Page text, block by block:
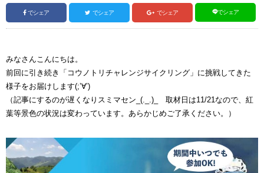
でシェア でシェア でシェア でシェア
みなさんこんにちは。
前回に引き続き「コウノトリチャレンジサイクリング」に挑戦してきた
様子をお届けします(;’∀’)
（記事にするのが遅くなりスミマセン_(._.)_ 取材日は11/21なので、紅
葉等景色の状況は変わっています。あらかじめご了承ください。）